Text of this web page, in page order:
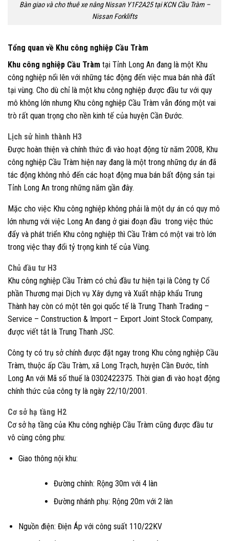
Bàn giao và cho thuê xe nâng Nissan Y1F2A25 tại KCN Cầu Tràm –
Nissan Forklifts
Tổng quan về Khu công nghiệp Cầu Tràm
Khu công nghiệp Cầu Tràm tại Tỉnh Long An đang là một Khu
công nghiệp nổi lên với những tác động đến việc mua bán nhà đất
tại vùng. Cho dù chỉ là một khu công nghiệp được đầu tư với quy
mô không lớn nhưng Khu công nghiệp Cầu Tràm vẫn đóng một vai
trò rất quan trọng cho nền kinh tế của huyện Cần Đước.
Lịch sử hình thành H3
Được hoàn thiện và chính thức đi vào hoạt động từ năm 2008, Khu
công nghiệp Cầu Tràm hiện nay đang là một trong những dự án đã
tác động không nhỏ đến các hoạt động mua bán bất động sản tại
Tỉnh Long An trong những năm gần đây.
Mặc cho việc Khu công nghiệp không phải là một dự án có quy mô
lớn nhưng với việc Long An đang ở giai đoạn đầu trong việc thúc
đẩy và phát triển Khu công nghiệp thì Cầu Tràm có một vai trò lớn
trong việc thay đổi tỷ trọng kinh tế của Vùng.
Chủ đầu tư H3
Khu công nghiệp Cầu Tràm có chủ đầu tư hiện tại là Công ty Cổ
phần Thương mại Dịch vụ Xây dựng và Xuất nhập khẩu Trung
Thành hay còn có một tên gọi quốc tế là Trung Thanh Trading –
Service – Construction & Import – Export Joint Stock Company,
được viết tắt là Trung Thanh JSC.
Công ty có trụ sở chính được đặt ngay trong Khu công nghiệp Cầu
Tràm, thuộc ấp Cầu Tràm, xã Long Trạch, huyện Cần Đước, tỉnh
Long An với Mã số thuế là 0302422375. Thời gian đi vào hoạt động
chính thức của công ty là ngày 22/10/2001.
Cơ sở hạ tầng H2
Cơ sở hạ tầng của Khu công nghiệp Cầu Tràm cũng được đầu tư
vô cùng công phu:
Giao thông nội khu:
Đường chính: Rộng 30m với 4 làn
Đường nhánh phụ: Rộng 20m với 2 làn
Nguồn điện: Điện Áp với công suất 110/22KV